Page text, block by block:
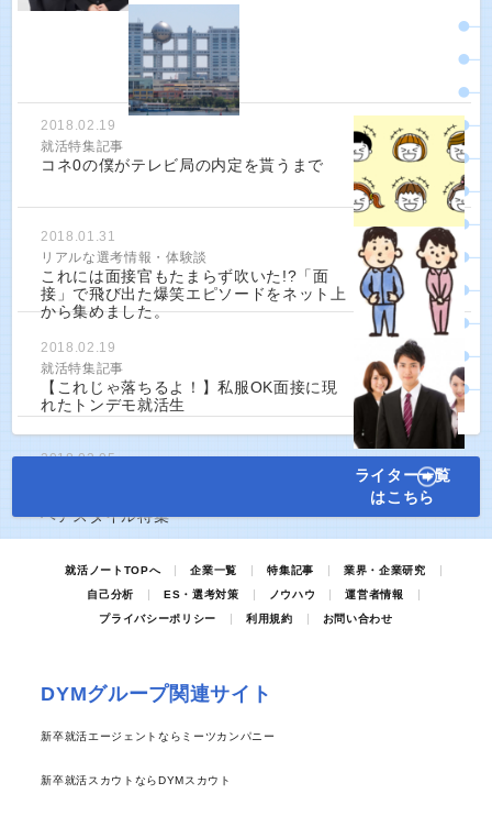
2018.02.19
就活特集記事
コネ0の僕がテレビ局の内定を貰うまで
2018.01.31
リアルな選考情報・体験談
これには面接官もたまらず吹いた!?「面
接」で飛び出た爆笑エピソードをネット上
から集めました。
2018.02.19
就活特集記事
【これじゃ落ちるよ！】私服OK面接に現
れたトンデモ就活生
2018.03.05
ヘアスタイル特集
ライター一覧
はこちら
就活ノートTOPへ 企業一覧 特集記事
業界・企業研究
自己分析
ES・選考対策 ノウハウ
運営者情報
プライバシーポリシー
利用規約 お問い合わせ
DYMグループ関連サイト
新卒就活エージェントならミーツカンパニー
新卒就活スカウトならDYMスカウト